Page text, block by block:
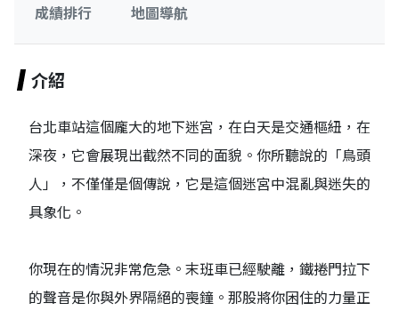
成績排行 地圖導航
介紹
台北車站這個龐大的地下迷宮，在白天是交通樞紐，在
深夜，它會展現出截然不同的面貌。你所聽說的「鳥頭
人」，不僅僅是個傳說，它是這個迷宮中混亂與迷失的
具象化。
你現在的情況非常危急。末班車已經駛離，鐵捲門拉下
的聲音是你與外界隔絕的喪鐘。那股將你困住的力量正